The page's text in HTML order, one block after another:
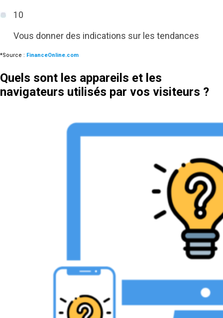
10
Vous donner des indications sur les tendances
*Source : FinanceOnline.com
Quels sont les appareils et les
navigateurs utilisés par vos visiteurs ?